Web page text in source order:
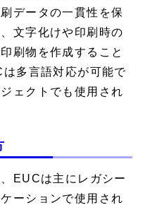
データの一貫性を保
文字化けや印刷時の
刷物を作成すること
多言語対応が可能で
ェクトでも使用され
EUCは主にレガシー
ーションで使用され